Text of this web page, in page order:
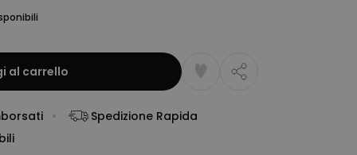
al carrello
Spedizione Rapida